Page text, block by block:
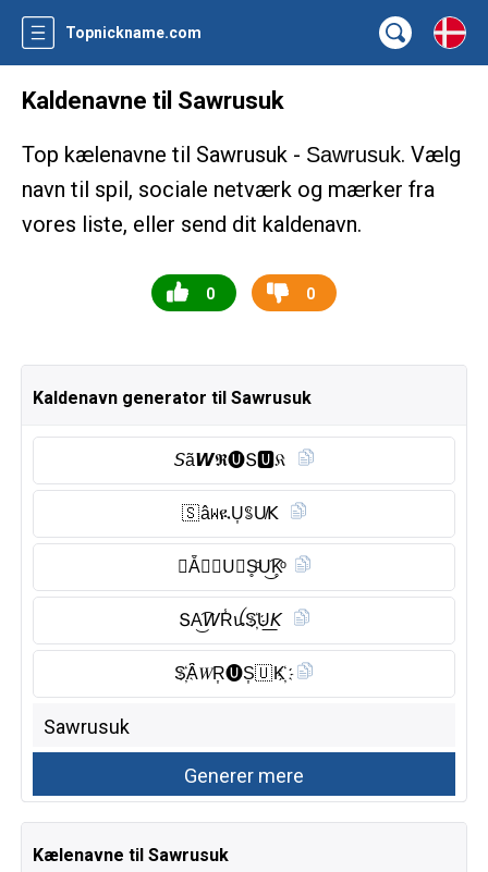
Topnickname.com
Kaldenavne til Sawrusuk
Top kælenavne til Sawrusuk - Sawrusuk. Vælg
navn til spil, sociale netværk og mærker fra
vores liste, eller send dit kaldenavn.
0 0
Kaldenavn generator til Sawrusuk
𝘚ã𝙒𝕽🅤︎Տ🆄︎𝔎
🇸 â𝖶ዪU͎ꌚU̸𝖪
𝘚Ẵ𝑾Ⓡ︎U⃠S̥ͦU͜͡K̥ͦ
ՏA͜͡𝘞R̾ꪊS҉U͟𝘒
S҉Ȃ̈𝑊R͎🅤︎S͎🇺 K҉
Kælenavne til Sawrusuk